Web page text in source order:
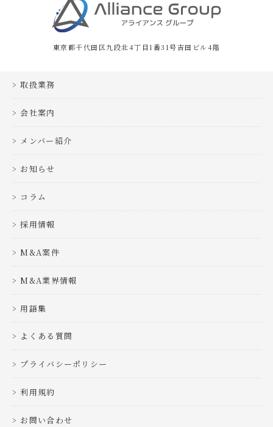
東京都千代田区九段北4丁目1番31号吉田ビル4階
取扱業務
会社案内
メンバー紹介
お知らせ
コラム
採用情報
M&A案件
M&A業界情報
用語集
よくある質問
プライバシーポリシー
利用規約
お問い合わせ